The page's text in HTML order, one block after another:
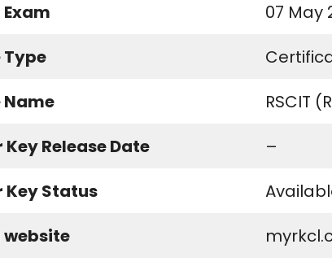
07 May
Type
Name
RSCIT
Release Date
–
Key Status